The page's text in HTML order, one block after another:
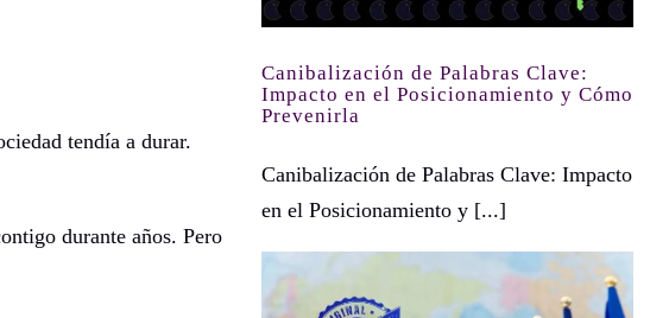
tendía a durar.
durante años. Pero
Canibalización de Palabras Clave:
Impacto en el Posicionamiento y Cómo
Prevenirla
Canibalización de Palabras Clave: Impacto
en el Posicionamiento y [...]